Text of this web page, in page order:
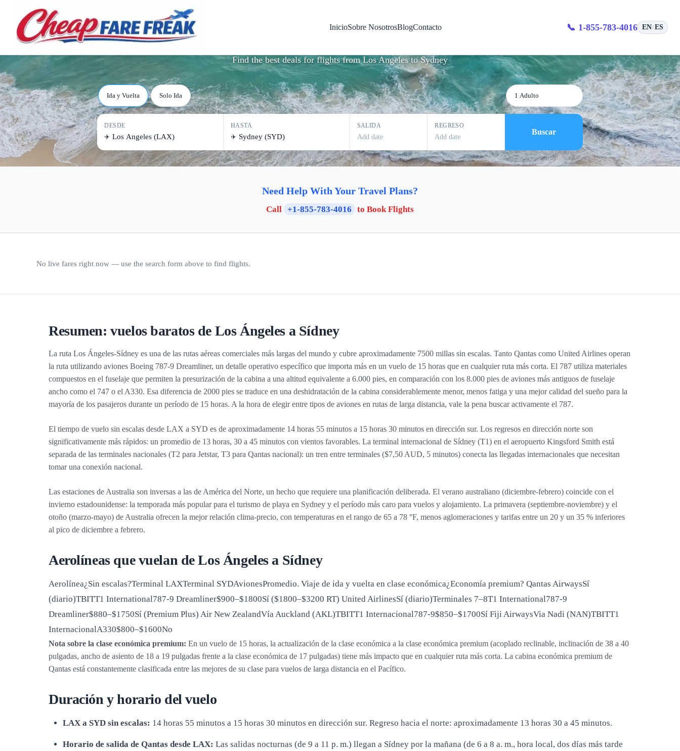
InicioSobre NosotrosBlogContacto 📞 1-855-783-4016 EN/ES
Vuelos desde Los Ángeles a Sídney
Find the best deals for flights fromLos AngelestoSydney
Ida y Vuelta Solo Ida 1 Adulto
DESDE
✈️
HASTA
✈️
SALIDA
Add date
REGRESO
Add date
Buscar
Need Help With Your Travel Plans?
Call +1-855-783-4016 to Book Flights
No live fares right now — use the search form above to find flights.
Resumen: vuelos baratos de Los Ángeles a Sídney
La ruta Los Ángeles-Sídney es una de las rutas aéreas comerciales más largas del mundo y cubre aproximadamente 7500 millas sin escalas. Tanto Qantas como United Airlines operan
la ruta utilizando aviones Boeing 787-9 Dreamliner, un detalle operativo específico que importa más en un vuelo de 15 horas que en cualquier ruta más corta. El 787 utiliza materiales
compuestos en el fuselaje que permiten la presurización de la cabina a una altitud equivalente a 6.000 pies, en comparación con los 8.000 pies de aviones más antiguos de fuselaje
ancho como el 747 o el A330. Esa diferencia de 2000 pies se traduce en una deshidratación de la cabina considerablemente menor, menos fatiga y una mejor calidad del sueño para la
mayoría de los pasajeros durante un período de 15 horas. A la hora de elegir entre tipos de aviones en rutas de larga distancia, vale la pena buscar activamente el 787.
El tiempo de vuelo sin escalas desde LAX a SYD es de aproximadamente 14 horas 55 minutos a 15 horas 30 minutos en dirección sur. Los regresos en dirección norte son
significativamente más rápidos: un promedio de 13 horas, 30 a 45 minutos con vientos favorables. La terminal internacional de Sídney (T1) en el aeropuerto Kingsford Smith está
separada de las terminales nacionales (T2 para Jetstar, T3 para Qantas nacional): un tren entre terminales ($7,50 AUD, 5 minutos) conecta las llegadas internacionales que necesitan
tomar una conexión nacional.
Las estaciones de Australia son inversas a las de América del Norte, un hecho que requiere una planificación deliberada. El verano australiano (diciembre-febrero) coincide con el
invierno estadounidense: la temporada más popular para el turismo de playa en Sydney y el período más caro para vuelos y alojamiento. La primavera (septiembre-noviembre) y el
otoño (marzo-mayo) de Australia ofrecen la mejor relación clima-precio, con temperaturas en el rango de 65 a 78 °F, menos aglomeraciones y tarifas entre un 20 y un 35 % inferiores
al pico de diciembre a febrero.
Aerolíneas que vuelan de Los Ángeles a Sídney
Aerolínea¿Sin escalas?Terminal LAXTerminal SYDAvionesPromedio. Viaje de ida y vuelta en clase económica¿Economía premium? Qantas AirwaysSí
(diario)TBITT1 International787-9 Dreamliner$900–$1800Sí ($1800–$3200 RT) United AirlinesSí (diario)Terminales 7–8T1 International787-9
Dreamliner$880–$1750Sí (Premium Plus) Air New ZealandVía Auckland (AKL)TBITT1 Internacional787-9$850–$1700Sí Fiji AirwaysVia Nadi (NAN)TBITT1
InternacionalA330$800–$1600No
Nota sobre la clase económica premium: En un vuelo de 15 horas, la actualización de la clase económica a la clase económica premium (acoplado reclinable, inclinación de 38 a 40
pulgadas, ancho de asiento de 18 a 19 pulgadas frente a la clase económica de 17 pulgadas) tiene más impacto que en cualquier ruta más corta. La cabina económica premium de
Qantas está constantemente clasificada entre las mejores de su clase para vuelos de larga distancia en el Pacífico.
Duración y horario del vuelo
LAX a SYD sin escalas: 14 horas 55 minutos a 15 horas 30 minutos en dirección sur. Regreso hacia el norte: aproximadamente 13 horas 30 a 45 minutos.
Horario de salida de Qantas desde LAX: Las salidas nocturnas (de 9 a 11 p. m.) llegan a Sídney por la mañana (de 6 a 8 a. m., hora local, dos días más tarde